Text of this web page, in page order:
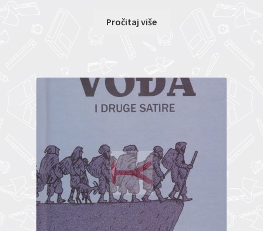
Pročitaj više